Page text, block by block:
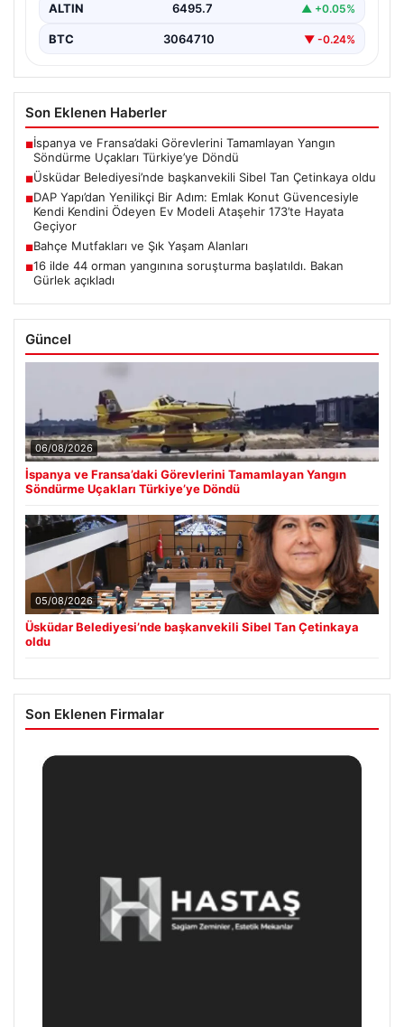
ALTIN 6495.7 ▲ +0.05%
BTC 3064710 ▼ -0.24%
Son Eklenen Haberler
■İspanya ve Fransa’daki Görevlerini Tamamlayan Yangın
Söndürme Uçakları Türkiye’ye Döndü
■Üsküdar Belediyesi’nde başkanvekili Sibel Tan Çetinkaya oldu
■DAP Yapı’dan Yenilikçi Bir Adım: Emlak Konut Güvencesiyle
Kendi Kendini Ödeyen Ev Modeli Ataşehir 173’te Hayata
Geçiyor
■Bahçe Mutfakları ve Şık Yaşam Alanları
■16 ilde 44 orman yangınına soruşturma başlatıldı. Bakan
Gürlek açıkladı
Güncel
06/08/2026
İspanya ve Fransa’daki Görevlerini Tamamlayan Yangın
Söndürme Uçakları Türkiye’ye Döndü
05/08/2026
Üsküdar Belediyesi’nde başkanvekili Sibel Tan Çetinkaya
oldu
Son Eklenen Firmalar